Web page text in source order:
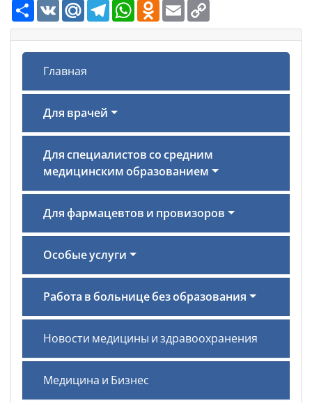
РесурсVK Mail.Ru TelegramWhatsAppOdnoklassniki
Email
Главная
Для врачей
Для специалистов со средним
медицинским образованием
Для фармацевтов и провизоров
Особые услуги
Работа в больнице без образования
Новости медицины и здравоохранения
Медицина и Бизнес